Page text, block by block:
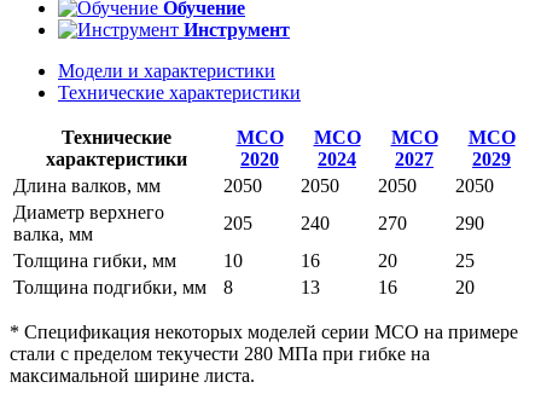
Обучение
Инструмент
Модели и характеристики
Технические характеристики
Технические
характеристики
MCO
2020
MCO
2024
MCO
2027
MCO
2029
Длина валков, мм
2050 2050 2050
2050
Диаметр верхнего
валка, мм
205 240 270
290
Толщина гибки, мм
10 16 20
25
Толщина подгибки, мм
8 13 16 20
* Спецификация некоторых моделей серии MСО на примере
стали с пределом текучести 280 МПа при гибке на
максимальной ширине листа.